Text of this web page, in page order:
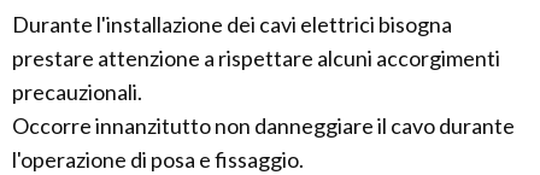
Durante l'installazione dei cavi elettrici bisogna
prestare attenzione a rispettare alcuni accorgimenti
precauzionali.
Occorre innanzitutto non danneggiare il cavo durante
l'operazione di posa e fissaggio.